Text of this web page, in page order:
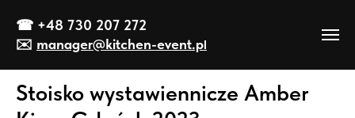
☎ +48 730 207 272
✉️ manager@kitchen-event.pl
Stoisko wystawiennicze Amber